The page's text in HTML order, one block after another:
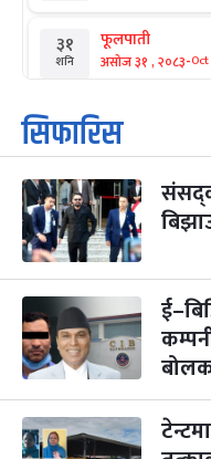
३१
शनि
फूलपाती
असोज ३१ , २०८३-Oct
१
आइत
कार्तिक सङ्क्रान्ति
कार्तिक १, २०८३
३
मंगल
महानवमी
कार्तिक ३, २०८३-Oct
४
बुध कार्तिक ४, २०८३ -Oct
५
बिहि
पापा‌ङ्कुशा एकादशी
कार्तिक ५, २०८३-Oct
२२
आइत
कुकुर तिहार
कार्तिक २२, २०८३-
सिफारिस